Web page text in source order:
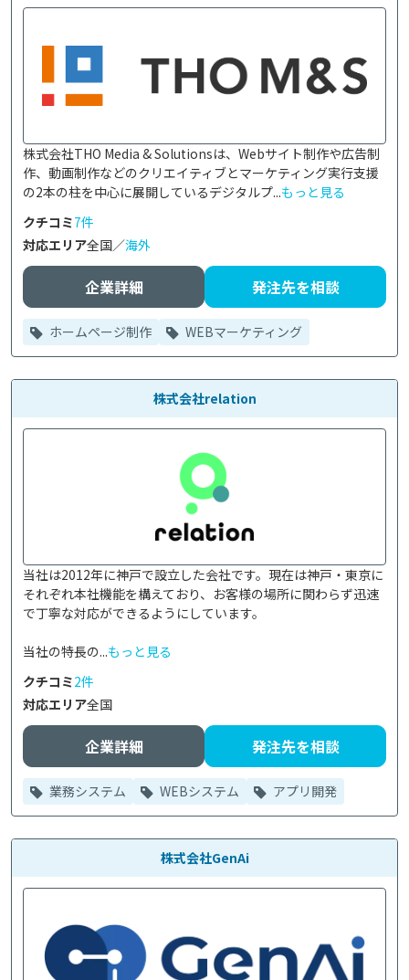
株式会社THO Media & Solutionsは、Webサイト制作や広告制
作、動画制作などのクリエイティブとマーケティング実行支援
の2本の柱を中心に展開しているデジタルプ...もっと見る
クチコミ7件
対応エリア全国／海外
企業詳細 発注先を相談
ホームページ制作 WEBマーケティング
株式会社relation
当社は2012年に神戸で設立した会社です。現在は神戸・東京に
それぞれ本社機能を構えており、お客様の場所に関わらず迅速
で丁寧な対応ができるようにしています。
当社の特長の...もっと見る
クチコミ2件
対応エリア全国
企業詳細 発注先を相談
業務システム WEBシステム アプリ開発
株式会社GenAi